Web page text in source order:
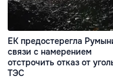
ЕК предостерегла
связи с намерением
отстрочить отказ от
ТЭС